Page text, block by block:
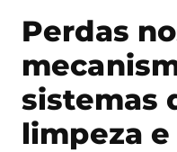
Perdas
sistemas
limpeza